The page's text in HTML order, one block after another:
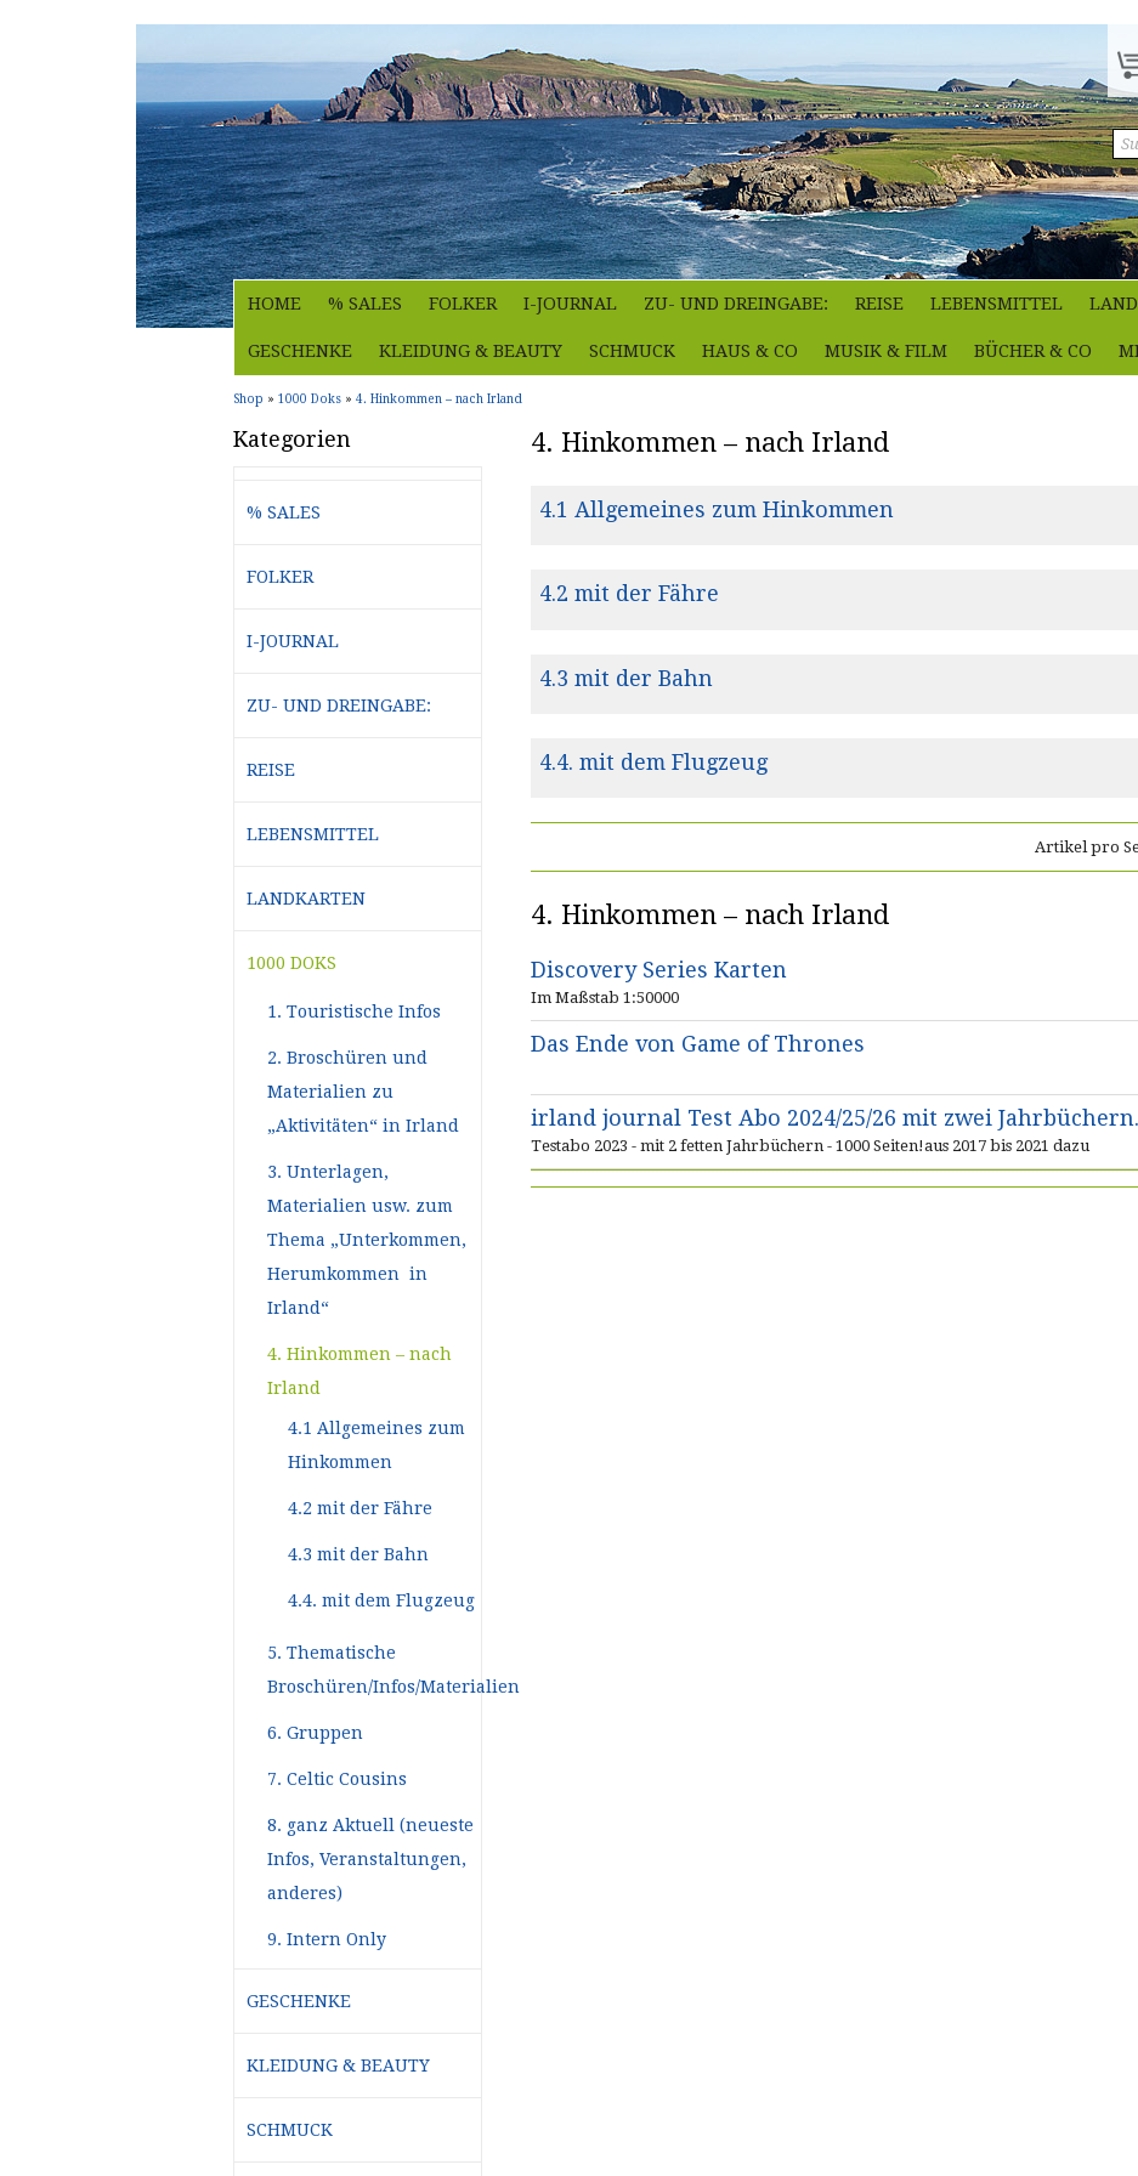
HOME % SALES FOLKER I-JOURNAL ZU- UND DREINGABE: REISE LEBENSMITTEL
GESCHENKE KLEIDUNG & BEAUTY SCHMUCK HAUS & CO MUSIK & FILM BÜCHER & CO
Shop » 1000 Doks » 4. Hinkommen – nach Irland
4. Hinkommen – nach Irland
4.1 Allgemeines zum Hinkommen
4.2 mit der Fähre
4.3 mit der Bahn
4.4. mit dem Flugzeug
Artikel pro
4. Hinkommen – nach Irland
Discovery Series Karten
Im Maßstab 1:50000
Das Ende von Game of Thrones
irland journal Test Abo 2024/25/26 mit zwei
Testabo 2023 - mit 2 fetten Jahrbüchern - 1000 Seiten!aus 2017 bis 2021 dazu
Kategorien
% SALES
FOLKER
I-JOURNAL
ZU- UND DREINGABE:
REISE
LEBENSMITTEL
LANDKARTEN
1000 DOKS
1. Touristische Infos
2. Broschüren und
Materialien zu
„Aktivitäten“ in Irland
3. Unterlagen,
Materialien usw. zum
Thema „Unterkommen,
Herumkommen in
Irland“
4. Hinkommen – nach
Irland
4.1 Allgemeines zum
Hinkommen
4.2 mit der Fähre
4.3 mit der Bahn
4.4. mit dem Flugzeug
5. Thematische
Broschüren/Infos/Materialien
6. Gruppen
7. Celtic Cousins
8. ganz Aktuell (neueste
Infos, Veranstaltungen,
anderes)
9. Intern Only
GESCHENKE
KLEIDUNG & BEAUTY
SCHMUCK